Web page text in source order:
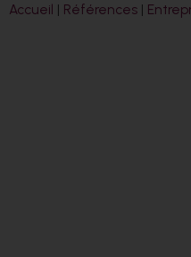
Accueil | Références |